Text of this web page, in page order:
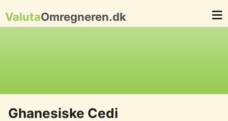
ValutaOmregneren.dk
Ghanesiske Cedi